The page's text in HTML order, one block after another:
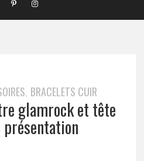
, BRACELETS CUIR
glamrock et tête